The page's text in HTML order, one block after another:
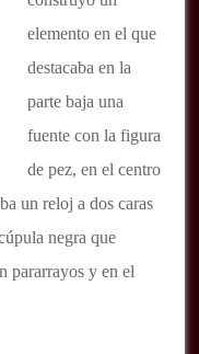
elemento en el que
destacaba en la
parte baja una
fuente con la figura
de pez, en el centro
un reloj a dos caras
negra que
pararrayos y en el